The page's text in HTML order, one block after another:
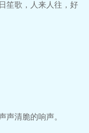
笙歌，人来人往，好
清脆的响声。